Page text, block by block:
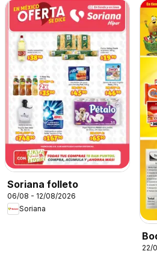
Soriana folleto
06/08 - 12/08/2026
Soriana
22/